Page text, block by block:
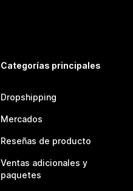
Categorías principales
Dropshipping
Mercados
Reseñas de producto
Ventas adicionales y
paquetes